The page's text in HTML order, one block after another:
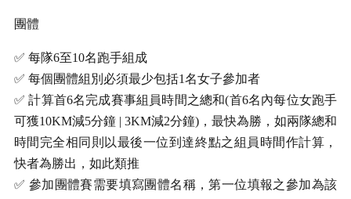
團體
✅ 每隊6⾄10名跑⼿組成
✅ 每個團體組別必須最少包括1名女子參加者
✅ 計算⾸6名完成賽事組員時間之總和(⾸6名內每位女跑⼿
可獲10KM減5分鐘 | 3KM減2分鐘)，最快為勝，如兩隊總和
時間完全相同則以最後一位到達終點之組員時間作計算，
快者為勝出，如此類推
✅ 參加團體賽需要填寫團體名稱，第一位填報之參加為該